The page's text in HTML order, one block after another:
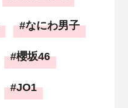
なにわ男子
櫻坂46
JO1